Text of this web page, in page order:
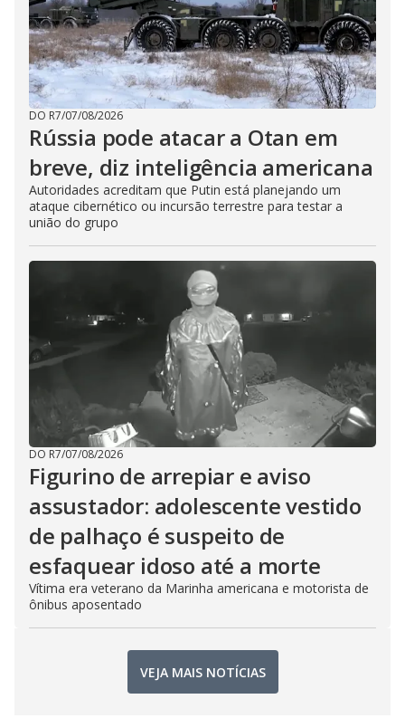
DO R7/07/08/2026
Rússia pode atacar a Otan em
breve, diz inteligência americana
Autoridades acreditam que Putin está planejando um
ataque cibernético ou incursão terrestre para testar a
união do grupo
DO R7/07/08/2026
Figurino de arrepiar e aviso
assustador: adolescente vestido
de palhaço é suspeito de
esfaquear idoso até a morte
Vítima era veterano da Marinha americana e motorista de
ônibus aposentado
VEJA MAIS NOTÍCIAS